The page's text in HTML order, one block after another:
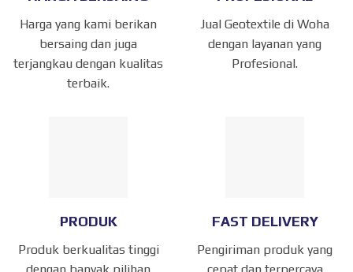
Harga yang kami berikan
bersaing dan juga
terjangkau dengan kualitas
terbaik.
Jual Geotextile di Woha
dengan layanan yang
Profesional.
PRODUK
Produk berkualitas tinggi
FAST DELIVERY
Pengiriman produk yang